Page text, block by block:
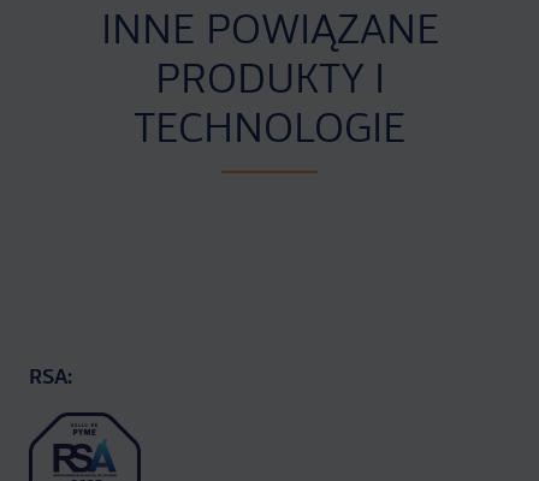
INNE POWIĄZANE
PRODUKTY I
TECHNOLOGIE
RSA: